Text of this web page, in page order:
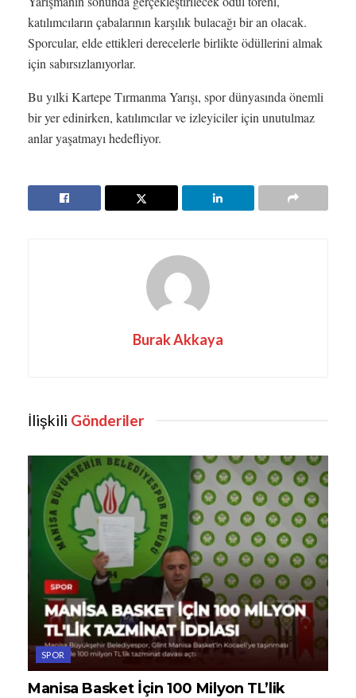
katılımcıların çabalarının karşılık bulacağı bir an olacak.
Sporcular, elde ettikleri derecelerle birlikte ödüllerini almak
için sabırsızlanıyorlar.
Bu yılki Kartepe Tırmanma Yarışı, spor dünyasında önemli
bir yer edinirken, katılımcılar ve izleyiciler için unutulmaz
anlar yaşatmayı hedefliyor.
Burak Akkaya
İlişkili Gönderiler
SPOR
Manisa Basket İçin 100 Milyon TL’lik